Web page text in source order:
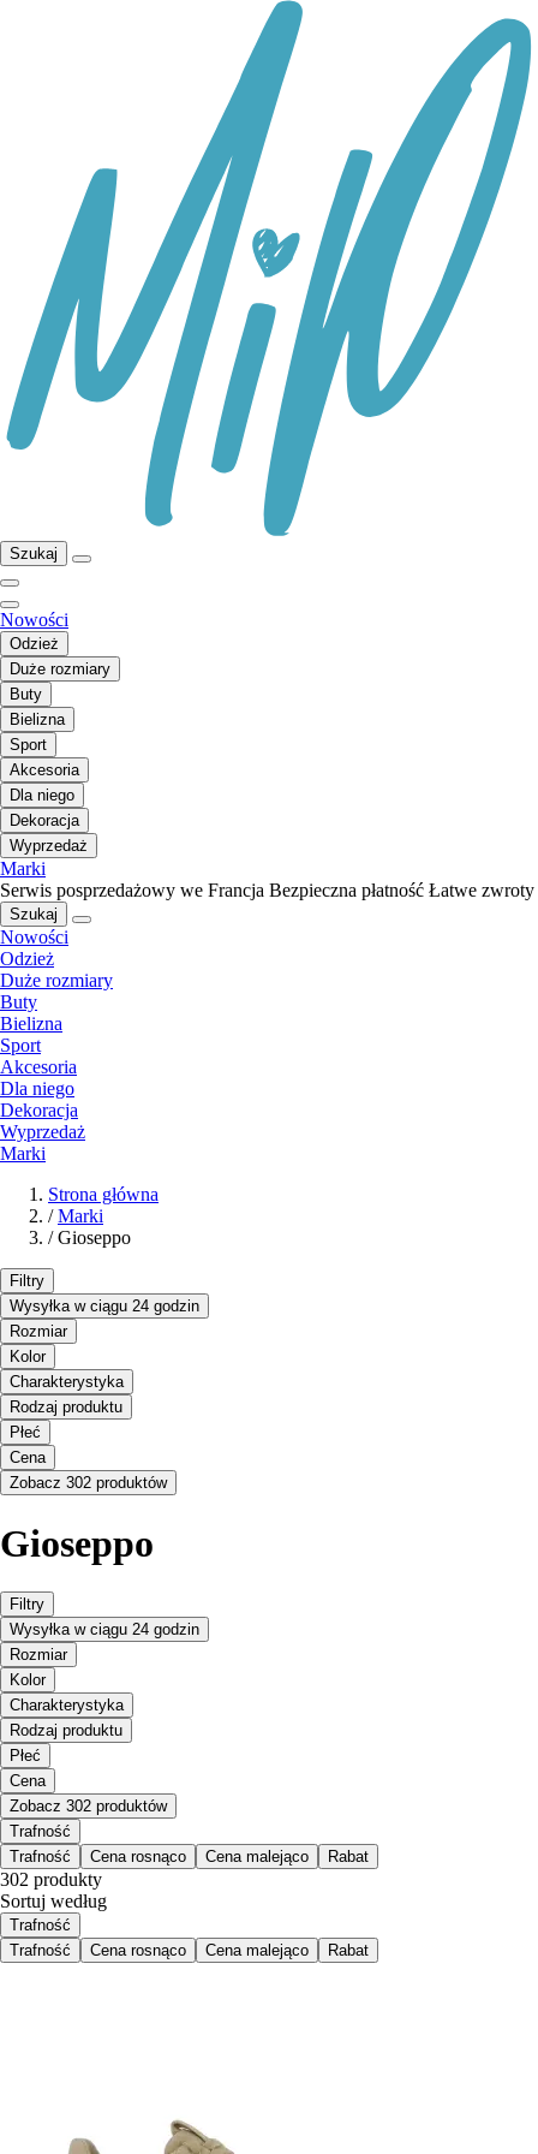
Szukaj
Nowości
Odzież
Duże rozmiary
Buty
Bielizna
Sport
Akcesoria
Dla niego
Dekoracja
Wyprzedaż
Marki
Serwis posprzedażowy we Francja Bezpieczna płatność Łatwe zwroty
Szukaj
Nowości
Odzież
Duże rozmiary
Buty
Bielizna
Sport
Akcesoria
Dla niego
Dekoracja
Wyprzedaż
Marki
Strona główna
/ Marki
/ Gioseppo
Filtry
Wysyłka w ciągu 24 godzin
Rozmiar
Kolor
Charakterystyka
Rodzaj produktu
Płeć
Cena
Zobacz 302 produktów
Gioseppo
Filtry
Wysyłka w ciągu 24 godzin
Rozmiar
Kolor
Charakterystyka
Rodzaj produktu
Płeć
Cena
Zobacz 302 produktów
Trafność
Trafność
Cena rosnąco Cena malejąco Rabat
302 produkty
Sortuj według
Trafność
Trafność
Cena rosnąco Cena malejąco Rabat